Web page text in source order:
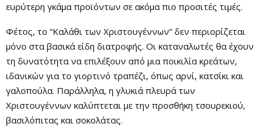
ευρύτερη γκάμα προϊόντων σε ακόμα πιο προσιτές τιμές.
Φέτος, το “Καλάθι των Χριστουγέννων” δεν περιορίζεται
μόνο στα βασικά είδη διατροφής. Οι καταναλωτές θα έχουν
τη δυνατότητα να επιλέξουν από μια ποικιλία κρεάτων,
ιδανικών για το γιορτινό τραπέζι, όπως αρνί, κατσίκι και
γαλοπούλα. Παράλληλα, η γλυκιά πλευρά των
Χριστουγέννων καλύπτεται με την προσθήκη τσουρεκιού,
βασιλόπιτας και σοκολάτας.